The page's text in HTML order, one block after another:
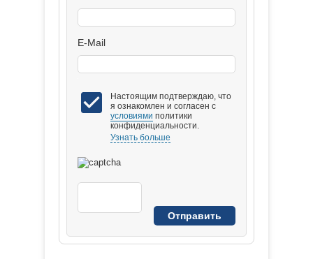
E-Mail
Настоящим подтверждаю, что
я ознакомлен и согласен с
условиями политики
конфиденциальности.
Узнать больше